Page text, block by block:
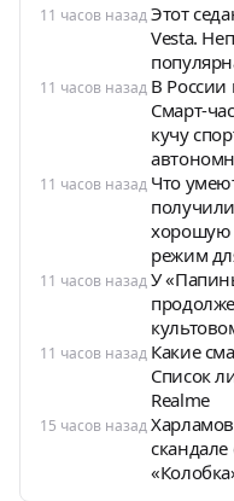
11 часов назадЭтот
Vesta.
11 часов назад В России
Смарт-
кучу
11 часов назад Что
хорошую
режим
11 часов назадУ
11 часов назад Какие
Список
Realme
15 часов назад